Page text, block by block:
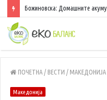
ПОЧЕТНА/ ВЕСТИ / МАКЕДОНИЈА
Македонија